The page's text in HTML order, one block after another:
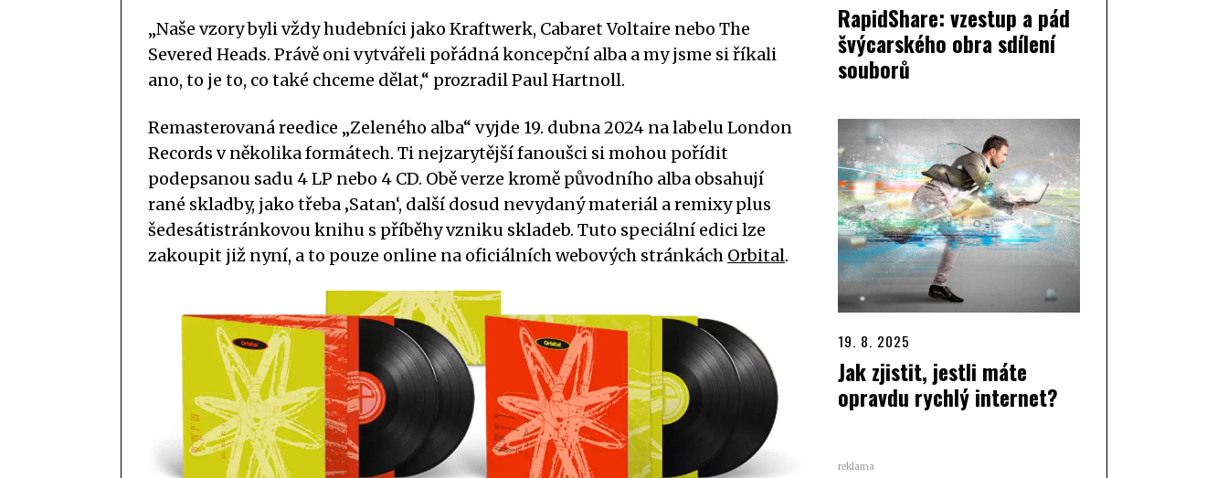
„Naše vzory byli vždy hudebníci jako Kraftwerk, Cabaret Voltaire nebo The
Severed Heads. Právě oni vytvářeli pořádná koncepční alba a my jsme si říkali
ano, to je to, co také chceme dělat,“ prozradil Paul Hartnoll.
Remasterovaná reedice „Zeleného alba“ vyjde 19. dubna 2024 na labelu London
Records v několika formátech. Ti nejzarytější fanoušci si mohou pořídit
podepsanou sadu 4 LP nebo 4 CD. Obě verze kromě původního alba obsahují
rané skladby, jako třeba ‚Satan‘, další dosud nevydaný materiál a remixy plus
šedesátistránkovou knihu s příběhy vzniku skladeb. Tuto speciální edici lze
zakoupit již nyní, a to pouze online na oficiálních webových stránkách Orbital.
RapidShare: vzestup a pád
švýcarského obra sdílení
souborů
19. 8. 2025
Jak zjistit, jestli máte
opravdu rychlý internet?
reklama